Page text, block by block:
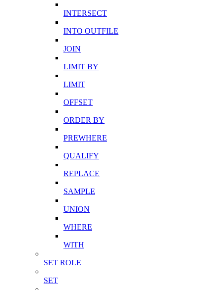
INTERSECT
INTO OUTFILE
JOIN
LIMIT BY
LIMIT
OFFSET
ORDER BY
PREWHERE
QUALIFY
REPLACE
SAMPLE
UNION
WHERE
WITH
SET ROLE
SET